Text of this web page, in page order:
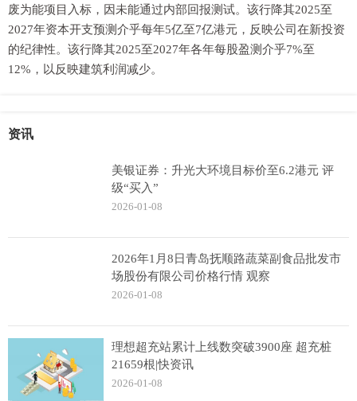
废为能项目入标，因未能通过内部回报测试。该行降其2025至
2027年资本开支预测介乎每年5亿至7亿港元，反映公司在新投资
的纪律性。该行降其2025至2027年各年每股盈测介乎7%至
12%，以反映建筑利润减少。
资讯
美银证券：升光大环境目标价至6.2港元 评
级“买入”
2026-01-08
2026年1月8日青岛抚顺路蔬菜副食品批发市
场股份有限公司价格行情 观察
2026-01-08
理想超充站累计上线数突破3900座 超充桩
21659根|快资讯
2026-01-08